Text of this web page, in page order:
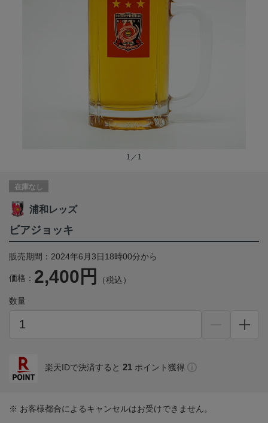
1／1
在庫なし
浦和レッズ
ビアジョッキ
販売期間：2024年6月3日18時00分から
価格： 2,400円 （税込）
数量
楽天IDで決済すると 21 ポイント獲得
※ お客様都合によるキャンセルはお受けできません。